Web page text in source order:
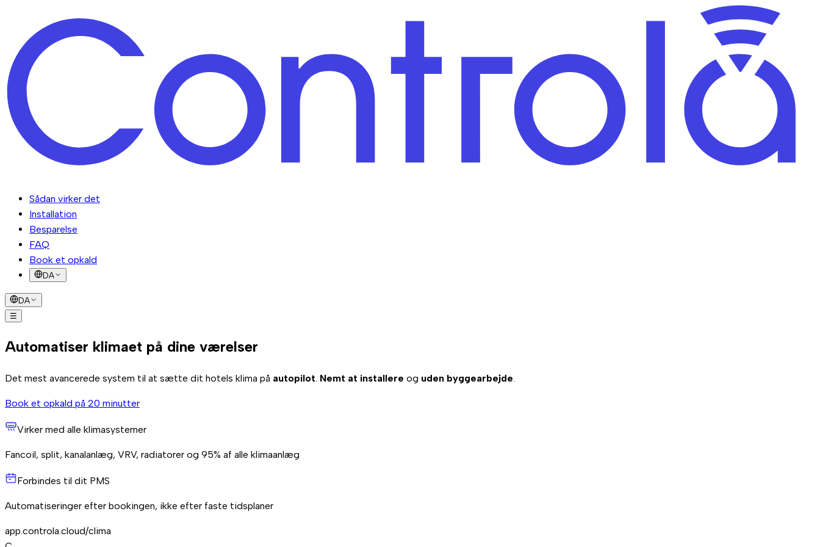
Sådan virker det
Installation
Besparelse
FAQ
Book et opkald
DA
DA
☰
Automatiser klimaet på dine værelser
Det mest avancerede system til at sætte dit hotels klima på autopilot. Nemt at installere og uden byggearbejde.
Book et opkald på 20 minutter
Virker med alle klimasystemer
Fancoil, split, kanalanlæg, VRV, radiatorer og 95% af alle klimaanlæg
Forbindes til dit PMS
Automatiseringer efter bookingen, ikke efter faste tidsplaner
app.controla.cloud/clima